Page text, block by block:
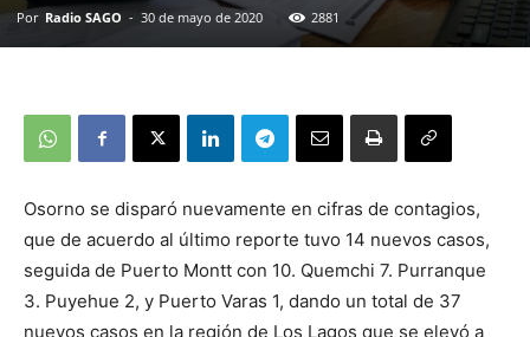
Por Radio SAGO - 30 de mayo de 2020 2881
Osorno se disparó nuevamente en cifras de contagios,
que de acuerdo al último reporte tuvo 14 nuevos casos,
seguida de Puerto Montt con 10. Quemchi 7. Purranque
3. Puyehue 2, y Puerto Varas 1, dando un total de 37
nuevos casos en la región de Los Lagos que se elevó a